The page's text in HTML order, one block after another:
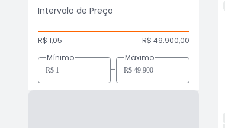
Intervalo de Preço
R$ 1,05
R$ 49.900,00
Mínimo
-
Máximo